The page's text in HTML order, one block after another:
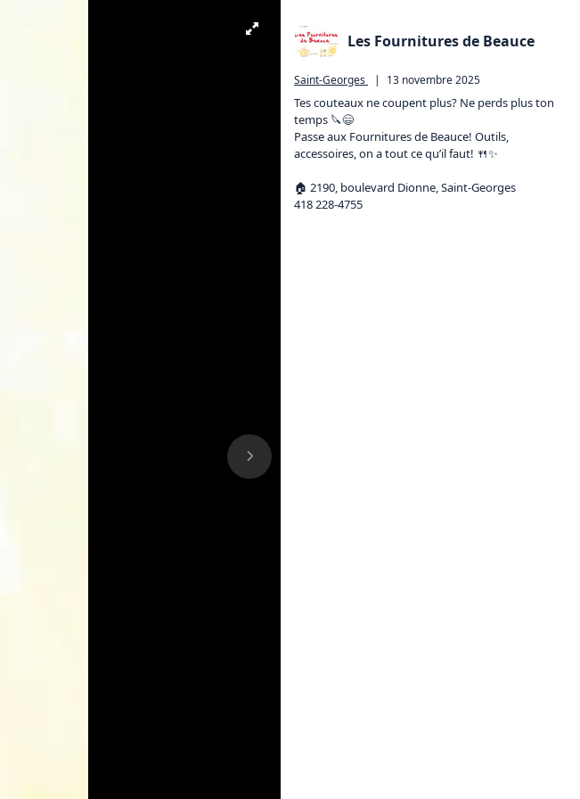
Les Fournitures de Beauce
Saint-Georges | 13 novembre 2025
Tes couteaux ne coupent plus? Ne perds plus ton
temps 🔪😄
Passe aux Fournitures de Beauce! Outils,
accessoires, on a tout ce qu’il faut! 🍴✨
🏠️ 2190, boulevard Dionne, Saint-Georges
418 228-4755